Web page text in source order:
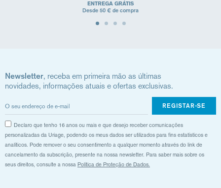
ENTREGA GRÁTIS
Desde 50 € de compra
Newsletter, receba em primeira mão as últimas
novidades, informações atuais e ofertas exclusivas.
REGISTAR-SE
Declaro que tenho 16 anos ou mais e que desejo receber comunicações
personalizadas da Uriage, podendo os meus dados ser utilizados para fins estatísticos e
analíticos. Pode remover o seu consentimento a qualquer momento através do link de
cancelamento da subscrição, presente na nossa newsletter. Para saber mais sobre os
seus direitos, consulte a nossa Política de Proteção de Dados.